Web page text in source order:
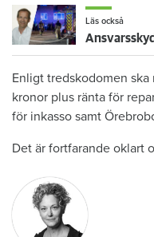
Läs också
Enligt tredskodomen
kronor plus ränta för
för inkasso samt
Det är fortfarande oklart